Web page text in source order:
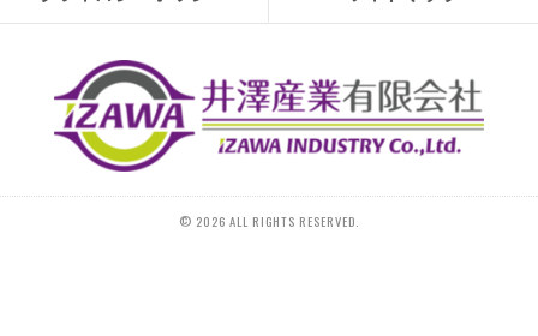
throughout the morning, using drones, infrared
and inspecting the attic from the second-floor
and were able to pinpoint the leak location.
They discovered that the roof tiles were
deteriorated, with cracks in several places and
Ideally, I would have liked to replace the entire
since I plan to move in the next 10-15 years, I
© 2026 ALL RIGHTS RESERVED.